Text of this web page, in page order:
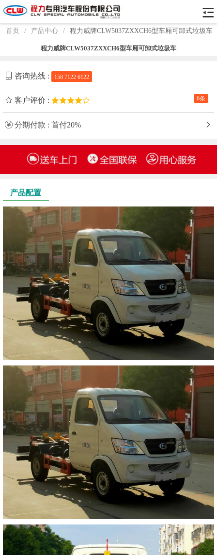
首页 / 产品中心 / 程力威牌CLW5037ZXXCH6型车厢可卸式垃圾车
程力威牌CLW5037ZXXCH6型车厢可卸式垃圾车
咨询热线 : 158 7122 6122
6条
客户评价 :
分期付款 : 首付20%
产品配置